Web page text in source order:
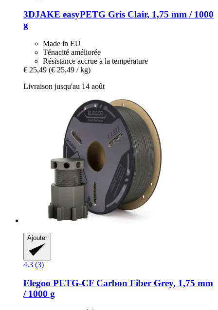
3DJAKE easyPETG Gris Clair, 1,75 mm / 1000
g
Made in EU
Ténacité améliorée
Résistance accrue à la température
€ 25,49 (€ 25,49 / kg)
Livraison jusqu'au 14 août
Ajouter
4.3 (3)
Elegoo PETG-​CF Carbon Fiber Grey, 1,75 mm
/ 1000 g